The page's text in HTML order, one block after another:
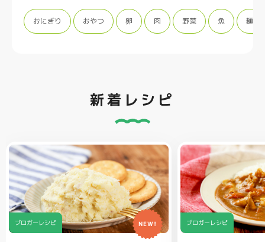
おにぎり おやつ 卵 肉 野菜 魚 麺類
新着レシピ
ブロガーレシピ NEW! ブロガーレシピ